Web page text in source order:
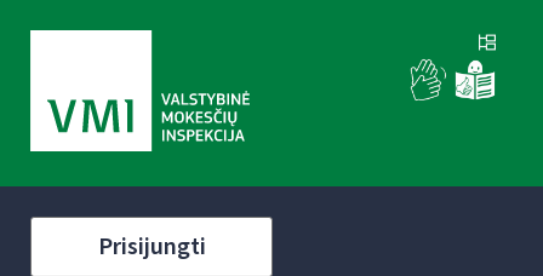
Prisijungti